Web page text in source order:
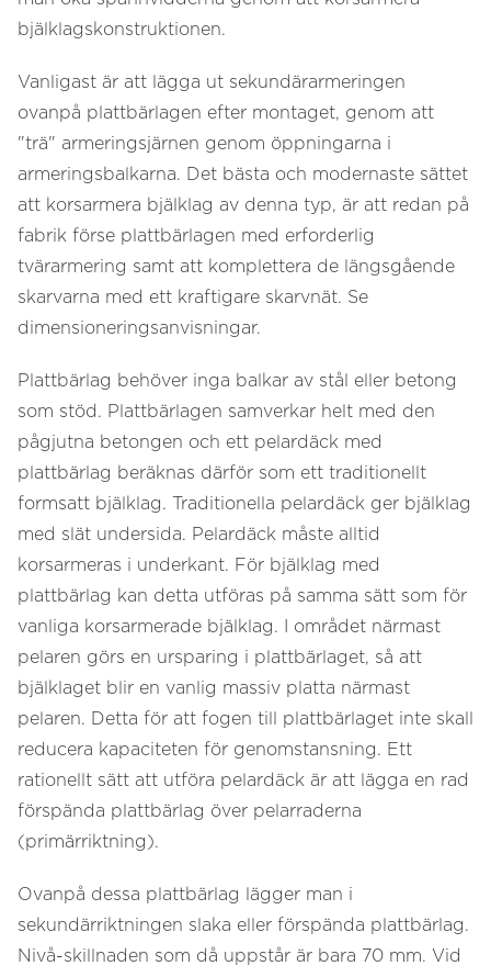
bjälklagskonstruktionen.
Vanligast är att lägga ut sekundärarmeringen
ovanpå plattbärlagen efter montaget, genom att
"trä" armeringsjärnen genom öppningarna i
armeringsbalkarna. Det bästa och modernaste sättet
att korsarmera bjälklag av denna typ, är att redan på
fabrik förse plattbärlagen med erforderlig
tvärarmering samt att komplettera de längsgående
skarvarna med ett kraftigare skarvnät. Se
dimensioneringsanvisningar.
Plattbärlag behöver inga balkar av stål eller betong
som stöd. Plattbärlagen samverkar helt med den
pågjutna betongen och ett pelardäck med
plattbärlag beräknas därför som ett traditionellt
formsatt bjälklag. Traditionella pelardäck ger bjälklag
med slät undersida. Pelardäck måste alltid
korsarmeras i underkant. För bjälklag med
plattbärlag kan detta utföras på samma sätt som för
vanliga korsarmerade bjälklag. I området närmast
pelaren görs en ursparing i plattbärlaget, så att
bjälklaget blir en vanlig massiv platta närmast
pelaren. Detta för att fogen till plattbärlaget inte skall
reducera kapaciteten för genomstansning. Ett
rationellt sätt att utföra pelardäck är att lägga en rad
förspända plattbärlag över pelarraderna
(primärriktning).
Ovanpå dessa plattbärlag lägger man i
sekundärriktningen slaka eller förspända plattbärlag.
Nivå-skillnaden som då uppstår är bara 70 mm. Vid